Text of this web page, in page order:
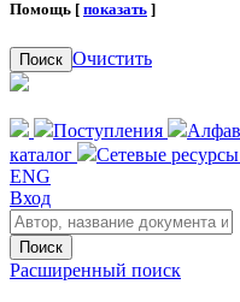
Помощь [ показать ]
Поиск Очистить
Поступления
каталог
Сетевые ресурсы
ENG
Вход
Поиск
Расширенный поиск